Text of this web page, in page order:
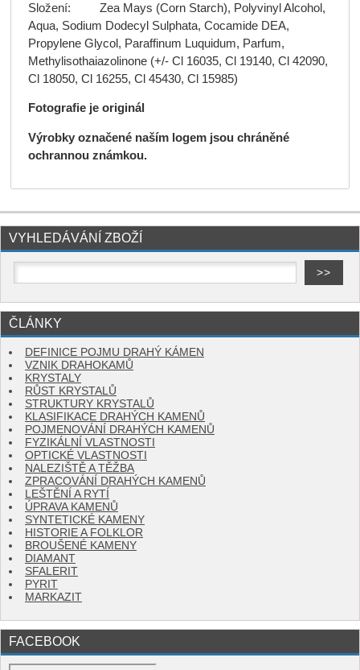
Složení: Zea Mays (Corn Starch), Polyvinyl Alcohol,
Aqua, Sodium Dodecyl Sulphata, Cocamide DEA,
Propylene Glycol, Paraffinum Luquidum, Parfum,
Methylisothaiazolinone (+/- Cl 16035, Cl 19140, Cl 42090,
Cl 18050, Cl 16255, Cl 45430, Cl 15985)
Fotografie je originál
Výrobky označené naším logem jsou chráněné
ochrannou známkou.
VYHLEDÁVÁNÍ ZBOŽÍ
ČLÁNKY
DEFINICE POJMU DRAHÝ KÁMEN
VZNIK DRAHOKAMŮ
KRYSTALY
RŮST KRYSTALŮ
STRUKTURY KRYSTALŮ
KLASIFIKACE DRAHÝCH KAMENŮ
POJMENOVÁNÍ DRAHÝCH KAMENŮ
FYZIKÁLNÍ VLASTNOSTI
OPTICKÉ VLASTNOSTI
NALEZIŠTĚ A TĚŽBA
ZPRACOVÁNÍ DRAHÝCH KAMENŮ
LEŠTĚNÍ A RYTÍ
ÚPRAVA KAMENŮ
SYNTETICKÉ KAMENY
HISTORIE A FOLKLOR
BROUŠENÉ KAMENY
DIAMANT
SFALERIT
PYRIT
MARKAZIT
FACEBOOK